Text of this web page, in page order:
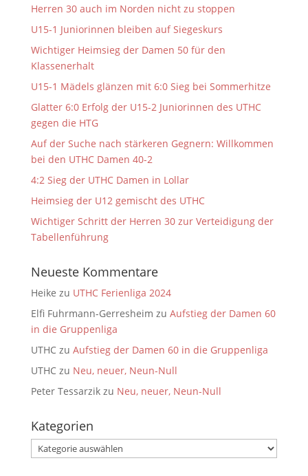
Herren 30 auch im Norden nicht zu stoppen
U15-1 Juniorinnen bleiben auf Siegeskurs
Wichtiger Heimsieg der Damen 50 für den
Klassenerhalt
U15-1 Mädels glänzen mit 6:0 Sieg bei Sommerhitze
Glatter 6:0 Erfolg der U15-2 Juniorinnen des UTHC
gegen die HTG
Auf der Suche nach stärkeren Gegnern: Willkommen
bei den UTHC Damen 40-2
4:2 Sieg der UTHC Damen in Lollar
Heimsieg der U12 gemischt des UTHC
Wichtiger Schritt der Herren 30 zur Verteidigung der
Tabellenführung
Neueste Kommentare
Heike zu UTHC Ferienliga 2024
Elfi Fuhrmann-Gerresheim zu Aufstieg der Damen 60
in die Gruppenliga
UTHCzu Aufstieg der Damen 60 in die Gruppenliga
UTHCzu Neu, neuer, Neun-Null
Peter Tessarzikzu Neu, neuer, Neun-Null
Kategorien
Kategorien